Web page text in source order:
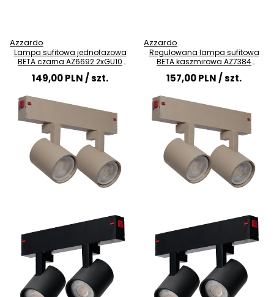
Azzardo
Lampa sufitowa jednofazowa
BETA czarna AZ6692 2xGU10
tuby z regulacją
149,00 PLN/ szt.
Azzardo
Regulowana lampa sufitowa
BETA kaszmirowa AZ7384
2xGU10 tubki
157,00 PLN/ szt.